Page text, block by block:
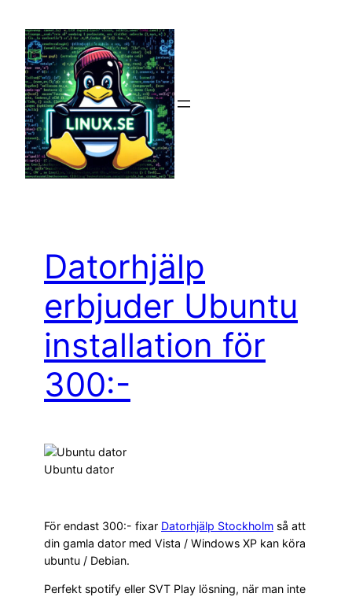
innehåll
Datorhjälp
erbjuder Ubuntu
installation för
300:-
Ubuntu dator
För endast 300:- fixar Datorhjälp Stockholm så att
din gamla dator med Vista / Windows XP kan köra
ubuntu / Debian.
Perfekt spotify eller SVT Play lösning, när man inte